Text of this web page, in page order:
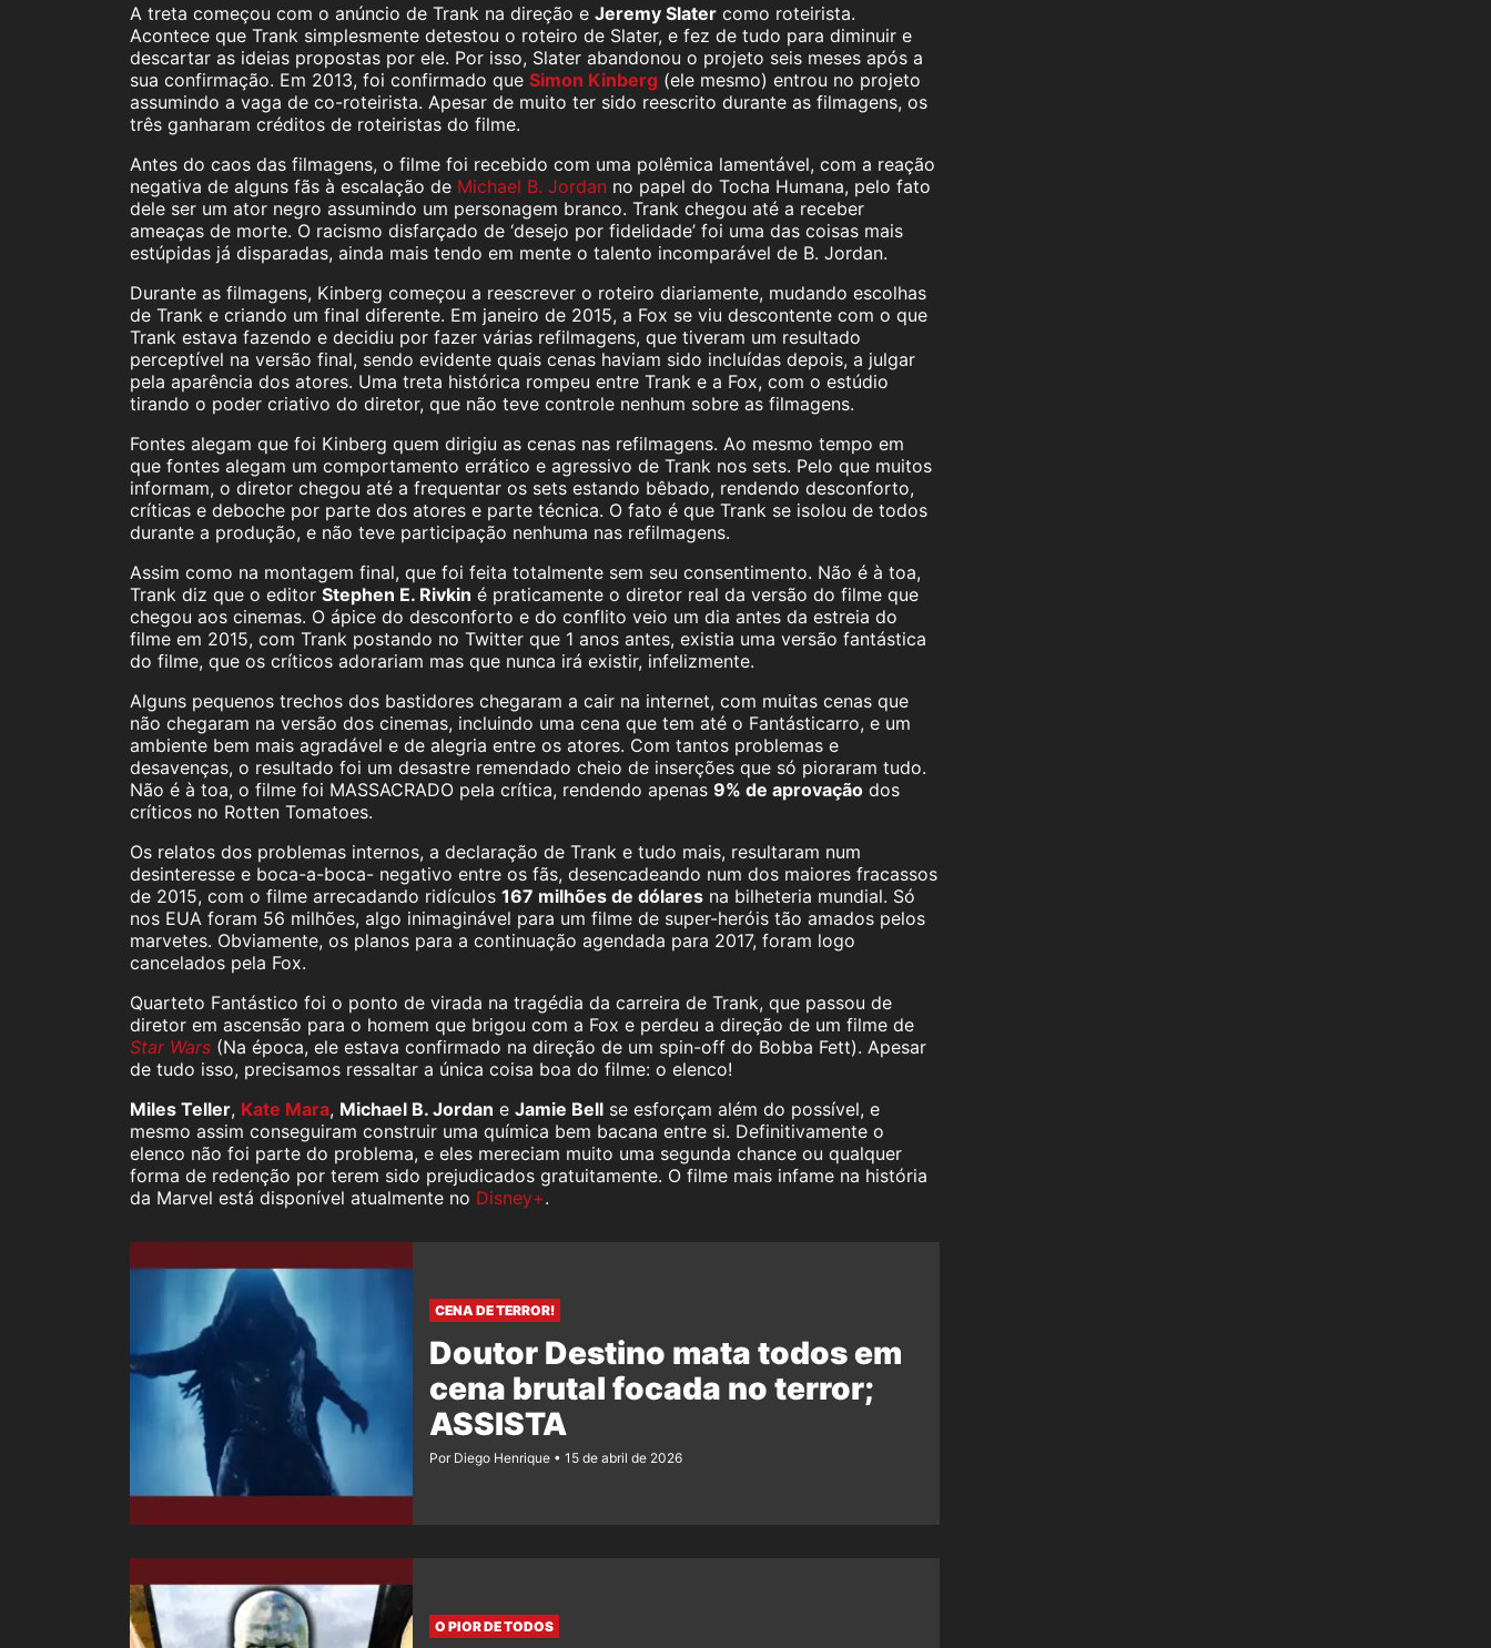
A treta começou com o anúncio de Trank na direção e Jeremy Slater como roteirista.
Acontece que Trank simplesmente detestou o roteiro de Slater, e fez de tudo para diminuir e
descartar as ideias propostas por ele. Por isso, Slater abandonou o projeto seis meses após a
sua confirmação. Em 2013, foi confirmado que Simon Kinberg (ele mesmo) entrou no projeto
assumindo a vaga de co-roteirista. Apesar de muito ter sido reescrito durante as filmagens, os
três ganharam créditos de roteiristas do filme.
Antes do caos das filmagens, o filme foi recebido com uma polêmica lamentável, com a reação
negativa de alguns fãs à escalação de Michael B. Jordan no papel do Tocha Humana, pelo fato
dele ser um ator negro assumindo um personagem branco. Trank chegou até a receber
ameaças de morte. O racismo disfarçado de ‘desejo por fidelidade’ foi uma das coisas mais
estúpidas já disparadas, ainda mais tendo em mente o talento incomparável de B. Jordan.
Durante as filmagens, Kinberg começou a reescrever o roteiro diariamente, mudando escolhas
de Trank e criando um final diferente. Em janeiro de 2015, a Fox se viu descontente com o que
Trank estava fazendo e decidiu por fazer várias refilmagens, que tiveram um resultado
perceptível na versão final, sendo evidente quais cenas haviam sido incluídas depois, a julgar
pela aparência dos atores. Uma treta histórica rompeu entre Trank e a Fox, com o estúdio
tirando o poder criativo do diretor, que não teve controle nenhum sobre as filmagens.
Fontes alegam que foi Kinberg quem dirigiu as cenas nas refilmagens. Ao mesmo tempo em
que fontes alegam um comportamento errático e agressivo de Trank nos sets. Pelo que muitos
informam, o diretor chegou até a frequentar os sets estando bêbado, rendendo desconforto,
críticas e deboche por parte dos atores e parte técnica. O fato é que Trank se isolou de todos
durante a produção, e não teve participação nenhuma nas refilmagens.
Assim como na montagem final, que foi feita totalmente sem seu consentimento. Não é à toa,
Trank diz que o editor Stephen E. Rivkin é praticamente o diretor real da versão do filme que
chegou aos cinemas. O ápice do desconforto e do conflito veio um dia antes da estreia do
filme em 2015, com Trank postando no Twitter que 1 anos antes, existia uma versão fantástica
do filme, que os críticos adorariam mas que nunca irá existir, infelizmente.
Alguns pequenos trechos dos bastidores chegaram a cair na internet, com muitas cenas que
não chegaram na versão dos cinemas, incluindo uma cena que tem até o Fantásticarro, e um
ambiente bem mais agradável e de alegria entre os atores. Com tantos problemas e
desavenças, o resultado foi um desastre remendado cheio de inserções que só pioraram tudo.
Não é à toa, o filme foi MASSACRADO pela crítica, rendendo apenas 9% de aprovação dos
críticos no Rotten Tomatoes.
Os relatos dos problemas internos, a declaração de Trank e tudo mais, resultaram num
desinteresse e boca-a-boca- negativo entre os fãs, desencadeando num dos maiores fracassos
de 2015, com o filme arrecadando ridículos 167 milhões de dólares na bilheteria mundial. Só
nos EUA foram 56 milhões, algo inimaginável para um filme de super-heróis tão amados pelos
marvetes. Obviamente, os planos para a continuação agendada para 2017, foram logo
cancelados pela Fox.
Quarteto Fantástico foi o ponto de virada na tragédia da carreira de Trank, que passou de
diretor em ascensão para o homem que brigou com a Fox e perdeu a direção de um filme de
Star Wars (Na época, ele estava confirmado na direção de um spin-off do Bobba Fett). Apesar
de tudo isso, precisamos ressaltar a única coisa boa do filme: o elenco!
Miles Teller, Kate Mara, Michael B. Jordan e Jamie Bell se esforçam além do possível, e
mesmo assim conseguiram construir uma química bem bacana entre si. Definitivamente o
elenco não foi parte do problema, e eles mereciam muito uma segunda chance ou qualquer
forma de redenção por terem sido prejudicados gratuitamente. O filme mais infame na história
da Marvel está disponível atualmente no Disney+.
CENA DE TERROR!
Doutor Destino mata todos em
cena brutal focada no terror;
ASSISTA
Por Diego Henrique 15 de abril de 2026
O PIOR DE TODOS